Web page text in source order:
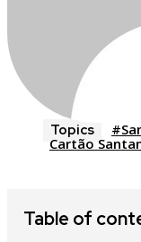
Topics
Cartão
Table of